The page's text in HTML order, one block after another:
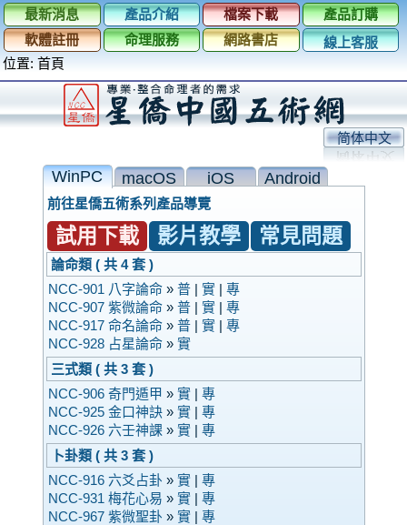
最新消息 產品介紹 檔案下載
產品訂購
軟體註冊
命理服務 網路書店
線上客服
位置: 首頁
简体中文
WinPC macOS iOS Android
前往星僑五術系列產品導覽
試用下載 影片教學 常見問題
論命類 ( 共 4 套 )
NCC-901 八字論命» 普| 實| 專
NCC-907 紫微論命» 普| 實| 專
NCC-917 命名論命» 普| 實| 專
NCC-928 占星論命» 實
三式類 ( 共 3 套 )
NCC-906 奇門遁甲 » 實| 專
NCC-925 金口神訣» 實| 專
NCC-926 六壬神課» 實| 專
卜卦類 ( 共 3 套 )
NCC-916 六爻占卦 » 實| 專
NCC-931 梅花心易 » 實| 專
NCC-967 紫微聖卦 » 實| 專